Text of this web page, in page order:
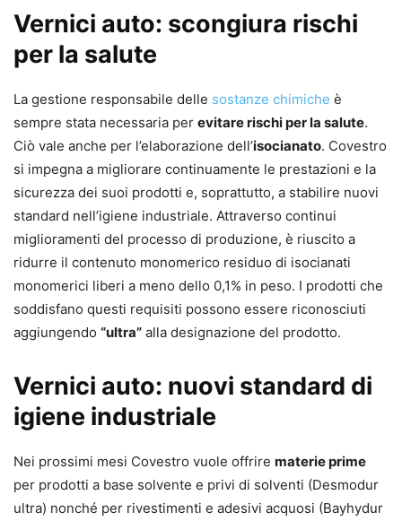
Vernici auto: scongiura rischi
per la salute
La gestione responsabile delle sostanze chimiche è
sempre stata necessaria per evitare rischi per la salute.
Ciò vale anche per l’elaborazione dell’isocianato. Covestro
si impegna a migliorare continuamente le prestazioni e la
sicurezza dei suoi prodotti e, soprattutto, a stabilire nuovi
standard nell’igiene industriale. Attraverso continui
miglioramenti del processo di produzione, è riuscito a
ridurre il contenuto monomerico residuo di isocianati
monomerici liberi a meno dello 0,1% in peso. I prodotti che
soddisfano questi requisiti possono essere riconosciuti
aggiungendo “ultra” alla designazione del prodotto.
Vernici auto: nuovi standard di
igiene industriale
Nei prossimi mesi Covestro vuole offrire materie prime
per prodotti a base solvente e privi di solventi (Desmodur
ultra) nonché per rivestimenti e adesivi acquosi (Bayhydur